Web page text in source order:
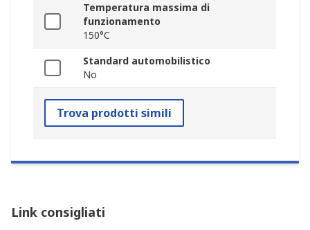
Temperatura massima di
funzionamento
150°C
Standard automobilistico
No
Trova prodotti simili
Link consigliati